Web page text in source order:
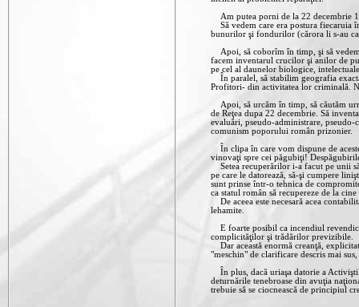
Am putea porni de la 22 decembrie
Să vedem care era postura fiecaruia
bunurilor şi fondurilor (cărora li s-au
Apoi, să coborîm în timp, şi să vedem
facem inventarul crucilor şi anilor de
pe cel al daunelor biologice,
În paralel, să stabilim geografia
Profitori- din activitatea lor criminală.
Apoi, să urcăm în timp, să căutăm
de Reţea dupa 22 decembrie. Să
evaluări, pseudo-administrare, pseudo-
comunism poporului român prizonier.
În clipa în care vom dispune de
vinovaţi spre cei păgubiţi!
Setea recuperărilor i-a facut pe unii
pe care le datorează, să-şi cumpere
sunt prinse într-o tehnica de
ca statul român să recupereze de la
De aceea este necesară acea
lehamite.
E foarte posibil ca incendiul
complicităţilor şi trădărilor previzibile.
Dar această enormă creanţă,
"meschin" de clarificare descris mai
În plus, dacă uriaşa datorie a
deturnările tenebroase din avuţia
trebuie să se ciocnească de principiul